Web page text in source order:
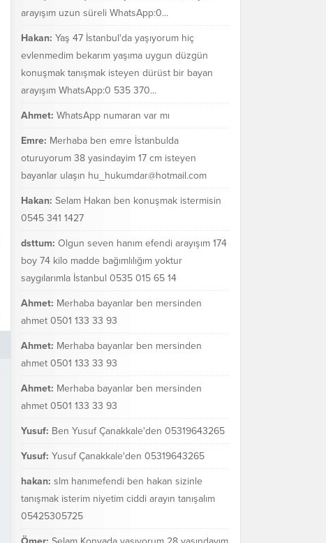
arayışım uzun süreli WhatsApp:0...
Hakan: Yaş 47 İstanbul'da yaşıyorum hiç
evlenmedim bekarım yaşıma uygun düzgün
konuşmak tanışmak isteyen dürüst bir bayan
arayışım WhatsApp:0 535 370...
Ahmet: WhatsApp numaran var mı
Emre: Merhaba ben emre İstanbulda
oturuyorum 38 yasindayim 17 cm isteyen
bayanlar ulaşın hu_hukumdar@hotmail.com
Hakan: Selam Hakan ben konuşmak istermisin
0545 341 1427
dsttum: Olgun seven hanım efendi arayışım 174
boy 74 kilo madde bağımlılığım yoktur
saygılarımla İstanbul 0535 015 65 14
Ahmet: Merhaba bayanlar ben mersinden
ahmet 0501 133 33 93
Ahmet: Merhaba bayanlar ben mersinden
ahmet 0501 133 33 93
Ahmet: Merhaba bayanlar ben mersinden
ahmet 0501 133 33 93
Yusuf: Ben Yusuf Çanakkale'den 05319643265
Yusuf: Yusuf Çanakkale'den 05319643265
hakan: slm hanımefendi ben hakan sizinle
tanışmak isterim niyetim ciddi arayın tanışalım
05425305725